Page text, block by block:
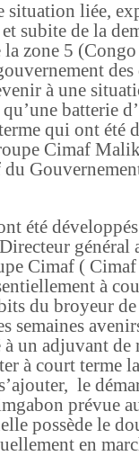
situation liée,
subite de la
zone 5
à une
batterie
qui ont été
Cimaf
été
général
Cimaf ( Cimaf
à
du broyeur
semaines
un adjuvant de
à court terme
le
prévue
possède le
en